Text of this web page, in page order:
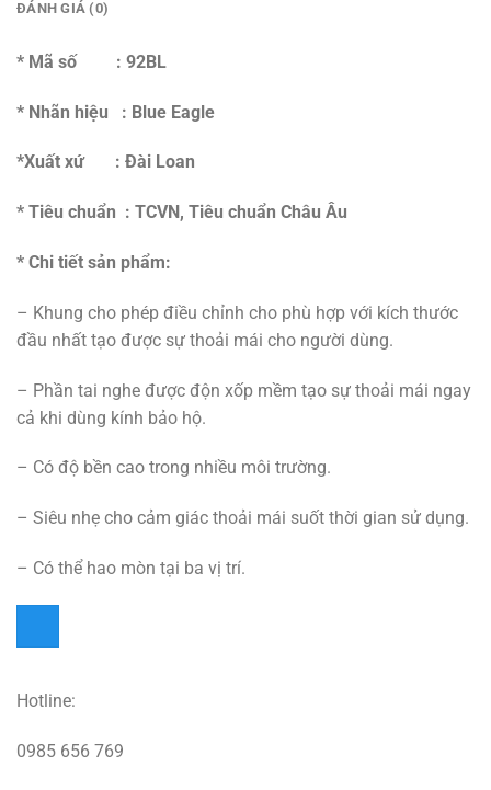
ĐÁNH GIÁ (0)
* Mã số : 92BL
* Nhãn hiệu : Blue Eagle
*Xuất xứ : Đài Loan
* Tiêu chuẩn : TCVN, Tiêu chuẩn Châu Âu
* Chi tiết sản phẩm:
– Khung cho phép điều chỉnh cho phù hợp với kích thước
đầu nhất tạo được sự thoải mái cho người dùng.
– Phần tai nghe được độn xốp mềm tạo sự thoải mái ngay
cả khi dùng kính bảo hộ.
– Có độ bền cao trong nhiều môi trường.
– Siêu nhẹ cho cảm giác thoải mái suốt thời gian sử dụng.
– Có thể hao mòn tại ba vị trí.
Hotline:
0985 656 769